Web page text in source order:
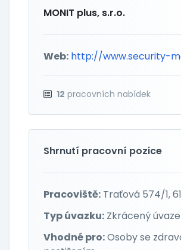
MONIT plus, s.r.o.
Web: http://www.security-
12 pracovních nabídek
Shrnutí pracovní pozice
Pracoviště: Traťová 574/1,
Typ úvazku: Zkrácený
Vhodné pro:Osoby se